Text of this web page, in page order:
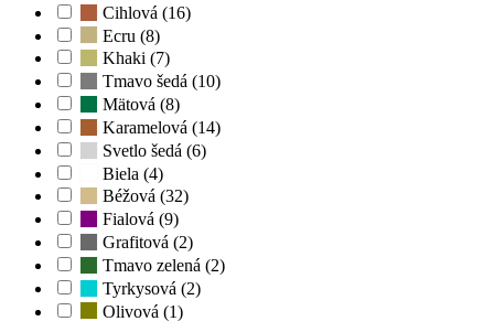
Cihlová (16)
Ecru (8)
Khaki (7)
Tmavo šedá (10)
Mätová (8)
Karamelová (14)
Svetlo šedá (6)
Biela (4)
Béžová (32)
Fialová (9)
Grafitová (2)
Tmavo zelená (2)
Tyrkysová (2)
Olivová (1)